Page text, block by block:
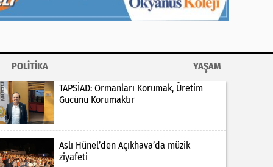
POLİTİKA
YAŞAM
TAPSİAD: Ormanları Korumak, Üretim
Gücünü Korumaktır
Aslı Hünel’den Açıkhava’da müzik
ziyafeti